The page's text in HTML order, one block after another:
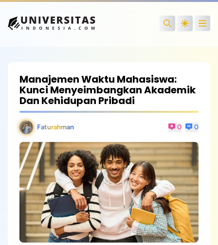
Search
Manajemen Waktu Mahasiswa:
Kunci Menyeimbangkan Akademik
Dan Kehidupan Pribadi
Faturahman 0 0